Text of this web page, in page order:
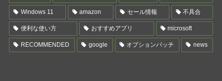
Windows 11 amazon セール情報 不具合
便利な使い方 おすすめアプリ microsoft
RECOMMENDED google オプションパッチ news